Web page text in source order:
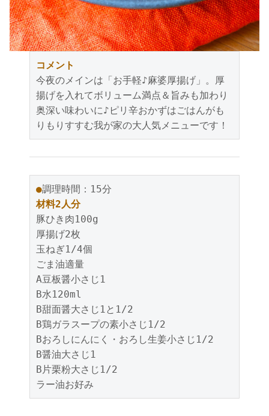
コメント
今夜のメインは「お手軽♪麻婆厚揚げ」。厚
揚げを入れてボリューム満点＆旨みも加わり
奥深い味わいに♪ピリ辛おかずはごはんがも
りもりすすむ我が家の大人気メニューです！
●調理時間：15分
材料2人分
豚ひき肉100g
厚揚げ2枚
玉ねぎ1/4個
ごま油適量
A豆板醤小さじ1
B水120ml
B甜面醤大さじ1と1/2
B鶏ガラスープの素小さじ1/2
Bおろしにんにく・おろし生姜小さじ1/2
B醤油大さじ1
B片栗粉大さじ1/2
ラー油お好み